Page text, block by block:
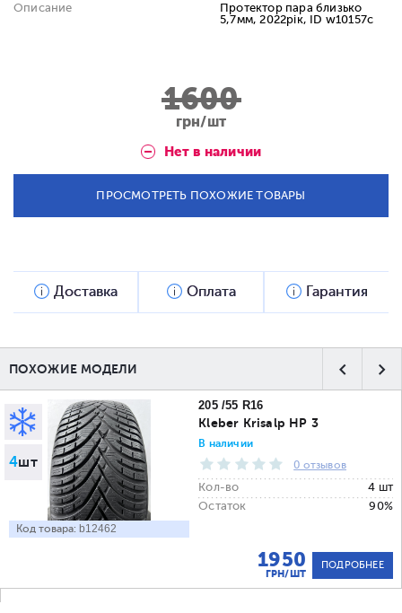
Описание
Протектор пара близько
5,7мм, 2022рік, ID w10157c
1600
грн/шт
Нет в наличии
ПРОСМОТРЕТЬ ПОХОЖИЕ ТОВАРЫ
Доставка Оплата Гарантия
ПОХОЖИЕ МОДЕЛИ
4шт
Код товара: b12462
205 /55 R16
Kleber Krisalp HP 3
В наличии
0 отзывов
Кол-во
4 шт
Остаток
90%
1950
ГРН/ШТ
ПОДРОБНЕЕ